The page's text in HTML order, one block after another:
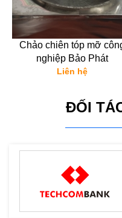
Chảo chiên tóp mỡ
nghiệp Bảo Phát
Liên hệ
ĐỐI